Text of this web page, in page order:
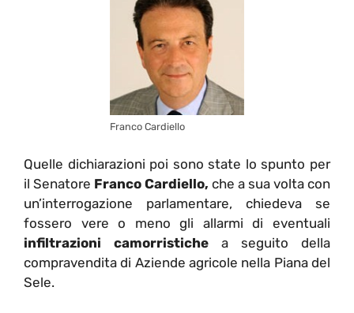
Franco Cardiello
Quelle dichiarazioni poi sono state lo spunto per
il Senatore Franco Cardiello, che a sua volta con
un’interrogazione parlamentare, chiedeva se
fossero vere o meno gli allarmi di eventuali
infiltrazioni camorristiche a seguito della
compravendita di Aziende agricole nella Piana del
Sele.